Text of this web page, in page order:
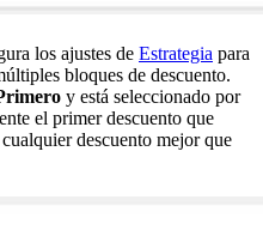
los ajustes de Estrategia para
bloques de descuento.
y está seleccionado por
el primer descuento que
descuento mejor que